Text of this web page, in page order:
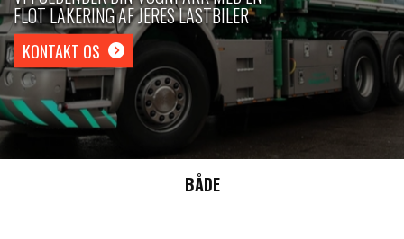
HELT RENE OVERFLADER
RING OG BESTIL
BÅDE